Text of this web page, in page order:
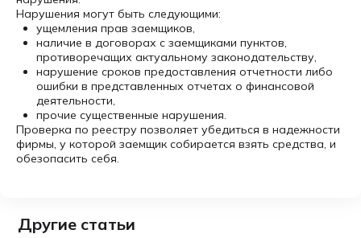
Нарушения могут быть следующими:
ущемления прав заемщиков,
наличие в договорах с заемщиками пунктов,
противоречащих актуальному законодательству,
нарушение сроков предоставления отчетности либо
ошибки в представленных отчетах о финансовой
деятельности,
прочие существенные нарушения.
Проверка по реестру позволяет убедиться в надежности
фирмы, у которой заемщик собирается взять средства, и
обезопасить себя.
Другие статьи